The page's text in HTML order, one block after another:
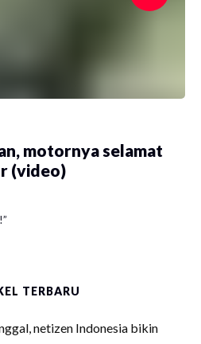
motornya selamat
(video)
TERBARU
netizen Indonesia bikin